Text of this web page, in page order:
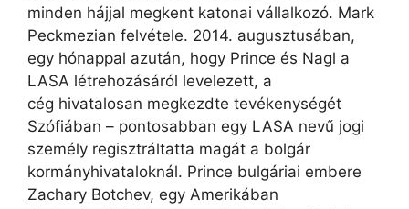
minden hájjal megkent katonai vállalkozó. Mark
Peckmezian felvétele. 2014. augusztusában,
egy hónappal azután, hogy Prince és Nagl a
LASA létrehozásáról levelezett, a
cég hivatalosan megkezdte tevékenységét
Szófiában – pontosabban egy LASA nevű jogi
személy regisztráltatta magát a bolgár
kormányhivataloknál. Prince bulgáriai embere
Zachary Botchev, egy Amerikában